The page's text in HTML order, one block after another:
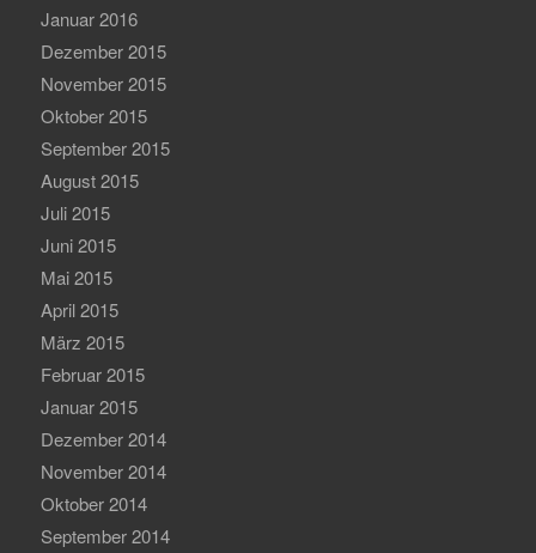
Januar 2016
Dezember 2015
November 2015
Oktober 2015
September 2015
August 2015
Juli 2015
Juni 2015
Mai 2015
April 2015
März 2015
Februar 2015
Januar 2015
Dezember 2014
November 2014
Oktober 2014
September 2014